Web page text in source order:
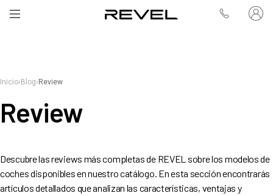
Inicio› Blog› Review
Review
Descubre las reviews más completas de REVEL sobre los modelos de
coches disponibles en nuestro catálogo. En esta sección encontrarás
artículos detallados que analizan las características, ventajas y